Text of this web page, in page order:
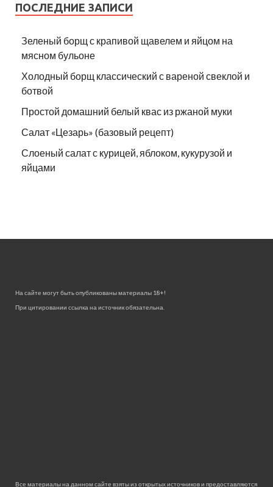
ПОСЛЕДНИЕ ЗАПИСИ
Зеленый борщ с крапивой щавелем и яйцом на
мясном бульоне
Холодный борщ классический с вареной свеклой и
ботвой
Простой домашний белый квас из ржаной муки
Салат «Цезарь» (базовый рецепт)
Слоеный салат с курицей, яблоком, кукурузой и
яйцами
На сайте могут быть опубликованы материалы 18+!
При цитировании ссылка на источник обязательна.
Все материалы на данном сайте взяты из открытых источников и предоставляются